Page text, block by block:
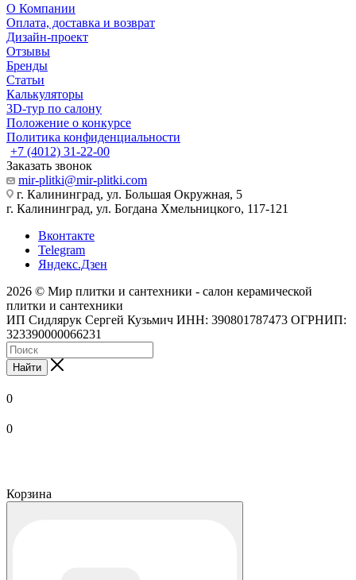
О Компании
Оплата, доставка и возврат
Дизайн-проект
Отзывы
Бренды
Статьи
Калькуляторы
3D-тур по салону
Положение о конкурсе
Политика конфиденциальности
+7 (4012) 31-22-00
Заказать звонок
mir-plitki@mir-plitki.com
г. Калининград, ул. Большая Окружная, 5
г. Калининград, ул. Богдана Хмельницкого, 117-121
Вконтакте
Telegram
Яндекс.Дзен
2026 © Мир плитки и сантехники - салон керамической
плитки и сантехники
ИП Сидлярук Сергей Кузьмич ИНН: 390801787473 ОГРНИП:
323390000066231
Найти
0
0
Корзина